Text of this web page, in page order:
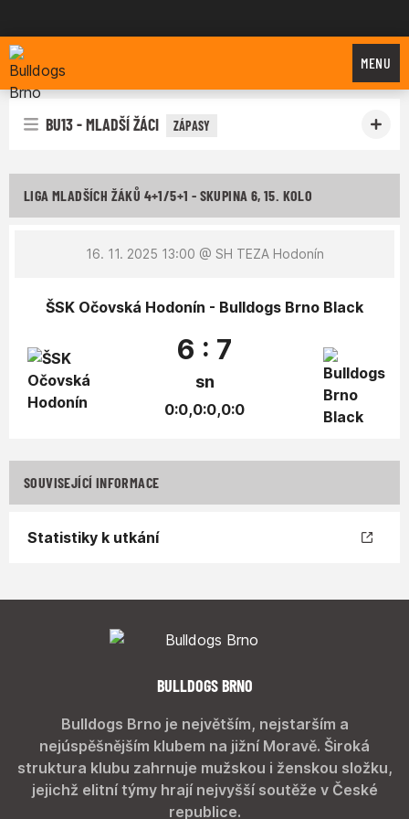
Bulldogs Brno
MENU
BU13 - MLADŠÍ ŽÁCI ZÁPASY
LIGA MLADŠÍCH ŽÁKŮ 4+1/5+1 - SKUPINA 6, 15. KOLO
16. 11. 2025 13:00 @ SH TEZA Hodonín
ŠSK Očovská Hodonín - Bulldogs Brno Black
6 : 7
sn
0:0,0:0,0:0
SOUVISEJÍCÍ INFORMACE
Statistiky k utkání
BULLDOGS BRNO
Bulldogs Brno je největším, nejstarším a
nejúspěšnějším klubem na jižní Moravě. Široká
struktura klubu zahrnuje mužskou i ženskou složku,
jejichž elitní týmy hrají nejvyšší soutěže v České
republice.